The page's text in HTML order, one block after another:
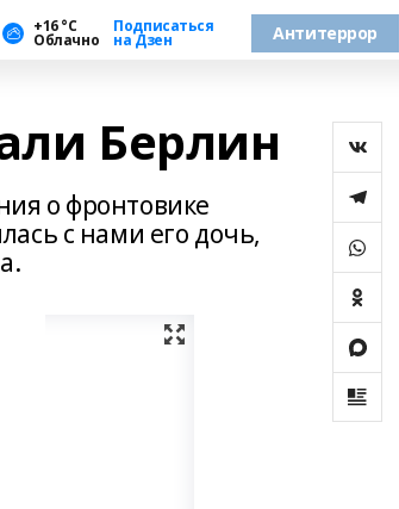
+16 °С
Облачно
Подписаться
на Дзен Антитеррор
Берлин
о фронтовике
с нами его дочь,